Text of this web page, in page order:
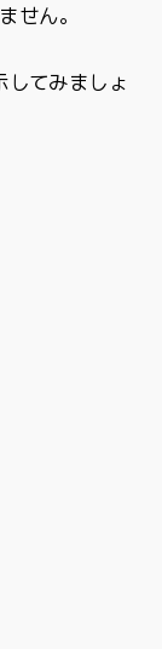
せん。
てみましょ